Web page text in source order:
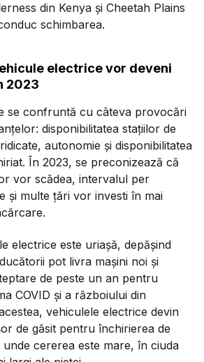
din Kenya și Cheetah Plains
schimbarea.
electrice vor deveni
2023
se confruntă cu câteva provocări
disponibilitatea stațiilor de
autonomie și disponibilitatea
În 2023, se preconizează că
vor scădea, intervalul per
și multe țări vor investi în mai
electrice este uriașă, depășind
pot livra mașini noi și
de peste un an pentru
COVID și a războiului din
vehiculele electrice devin
de găsit pentru închirierea de
unde cererea este mare, în ciuda